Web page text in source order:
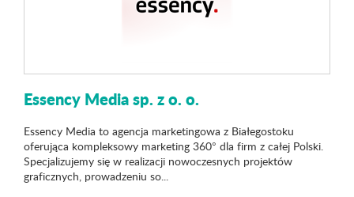
Essency Media sp. z o. o.
Essency Media to agencja marketingowa z Białegostoku
oferująca kompleksowy marketing 360° dla firm z całej Polski.
Specjalizujemy się w realizacji nowoczesnych projektów
graficznych, prowadzeniu so...